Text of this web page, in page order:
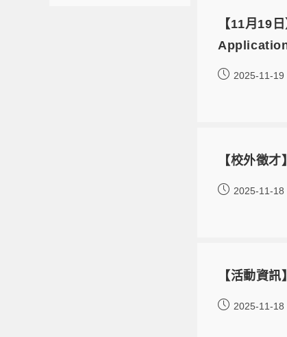
【11月19
2025-11-19
【校外徵
2025-11-18
【活動資
2025-11-18